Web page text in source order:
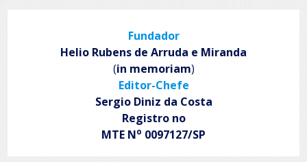
Fundador
Helio Rubens de Arruda e Miranda
(in memoriam)
Editor-Chefe
Sergio Diniz da Costa
Registro no
MTE No 0097127/SP